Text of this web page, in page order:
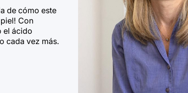
de cómo este
Con
el ácido
cada vez más.